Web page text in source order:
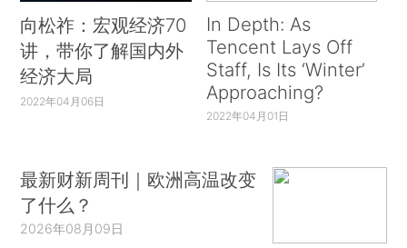
向松祚：宏观经济70
讲，带你了解国内外
经济大局
2022年04月06日
In Depth: As
Tencent Lays Off
Staff, Is Its ‘Winter’
Approaching?
2022年04月01日
最新财新周刊｜欧洲高温改变
了什么？
2026年08月09日